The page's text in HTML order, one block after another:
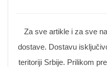
Za sve artikle i za sve
dostave. Dostavu
teritoriji Srbije. Prilikom